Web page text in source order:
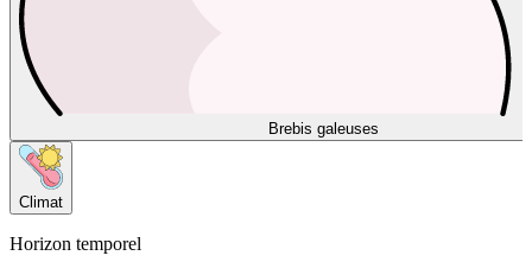
Brebis galeuses
Climat
Horizon temporel